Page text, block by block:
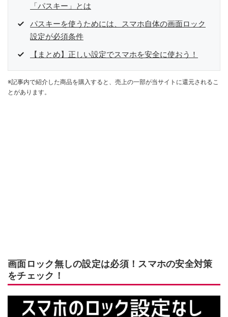
「パスキー」とは
パスキーを使うためには、スマホ自体の画面ロック
設定が必須条件
【まとめ】正しい設定でスマホを安全に使おう！
※記事内で紹介した商品を購入すると、売上の一部が当サイトに還元されるこ
とがあります。
画面ロック無しの設定は必須！スマホの安全対策
をチェック！